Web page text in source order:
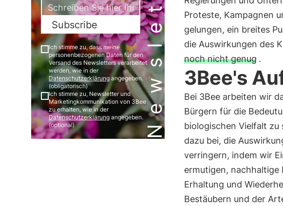
Newsletter
Subscribe
Ich stimme zu, dass meine
personenbezogenen Daten für den
Versand des Newsletters verarbeitet
werden, wie in der
Datenschutzerklärungangegeben.
(obligatorisch)
Ich stimme zu, Newsletter und
Marketingkommunikation von 3Bee
zu erhalten, wie in der
Datenschutzerklärung angegeben.
(optional)
Proteste, Kampagnen
gelungen, ein breites
die Auswirkungen des
noch nicht genug .
3Bee's
Bei 3Bee arbeiten wir
Bürgern für die
biologischen Vielfalt
dazu bei, die
verringern, indem wir
ermutigen, nachhaltige
Erhaltung und
Bestäubern und der